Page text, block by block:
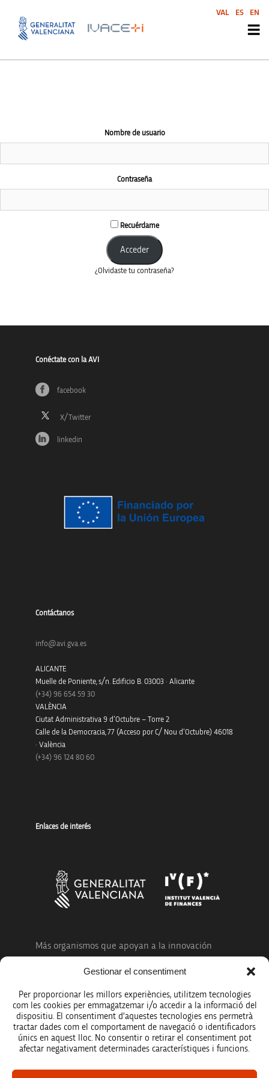
Gestionar el consentiment
Per proporcionar les millors experiències, utilitzem tecnologies
com les cookies per emmagatzemar i/o accedir a la informació del
dispositiu. El consentiment d'aquestes tecnologies ens permetrà
tractar dades com el comportament de navegació o identificadors
únics en aquest lloc. No consentir o retirar el consentiment pot
afectar negativament determinades característiques i funcions.
Nombre de usuario
Contraseña
Recuérdame
¿Olvidaste tu contraseña?
Conéctate con la AVI
facebook
linkedin
Contáctanos
info@avi.gva.es
ALICANTE
Muelle de Poniente, s/n. Edificio B. 03003 · Alicante
(+34) 96 654 59 30
VALÈNCIA
Ciutat Administrativa 9 d’Octubre – Torre 2
Calle de la Democracia, 77 (Acceso por C/ Nou d’Octubre) 46018
· València
(+34) 96 124 80 60
Enlaces de interés
Más organismos que apoyan a la innovación
Avíso legal
Política de protección de datos
Registro de actividades de tratamiento
VAL ES EN